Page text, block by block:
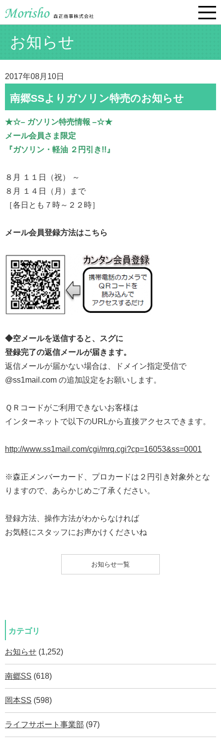
お知らせ
2017年08月10日
南郷SSよりガソリン特売のお知らせ
★☆– ガソリン特売情報 –☆★
メール会員さま限定
『ガソリン・軽油 ２円引き!!』
８月 １１日（祝） ～
８月 １４日（月）まで
［各日とも７時～２２時］
メール会員登録方法はこちら
◆空メールを送信すると、スグに
登録完了の返信メールが届きます。
返信メールが届かない場合は、ドメイン指定受信で
@ss1mail.com の追加設定をお願いします。
ＱＲコードがご利用できないお客様は
インターネットで以下のURLから直接アクセスできます。
http://www.ss1mail.com/cgi/mrq.cgi?cp=16053&ss=0001
※森正メンバーカード、プロカードは２円引き対象外とな
りますので、あらかじめご了承ください。
登録方法、操作方法がわからなければ
お気軽にスタッフにお声かけくださいね
お知らせ一覧
カテゴリ
お知らせ (1,252)
南郷SS (618)
岡本SS (598)
ライフサポート事業部 (97)